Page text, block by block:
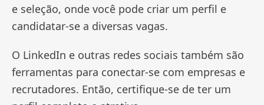
e seleção, onde você pode criar um perfil e
candidatar-se a diversas vagas.
O LinkedIn e outras redes sociais também são
ferramentas para conectar-se com empresas e
recrutadores. Então, certifique-se de ter um